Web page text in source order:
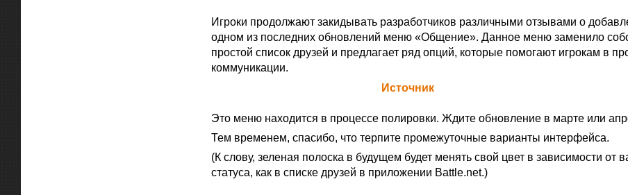
Игроки продолжают закидывать разработчиков различными отзывами о
одном из последних обновлений меню «Общение». Данное меню заменило
простой список друзей и предлагает ряд опций, которые помогают игрокам в
коммуникации.
Источник
Это меню находится в процессе полировки. Ждите обновление в марте или
Тем временем, спасибо, что терпите промежуточные варианты интерфейса.
(К слову, зеленая полоска в будущем будет менять свой цвет в зависимости от
статуса, как в списке друзей в приложении Battle.net.)